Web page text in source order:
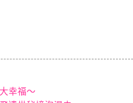
幸福～